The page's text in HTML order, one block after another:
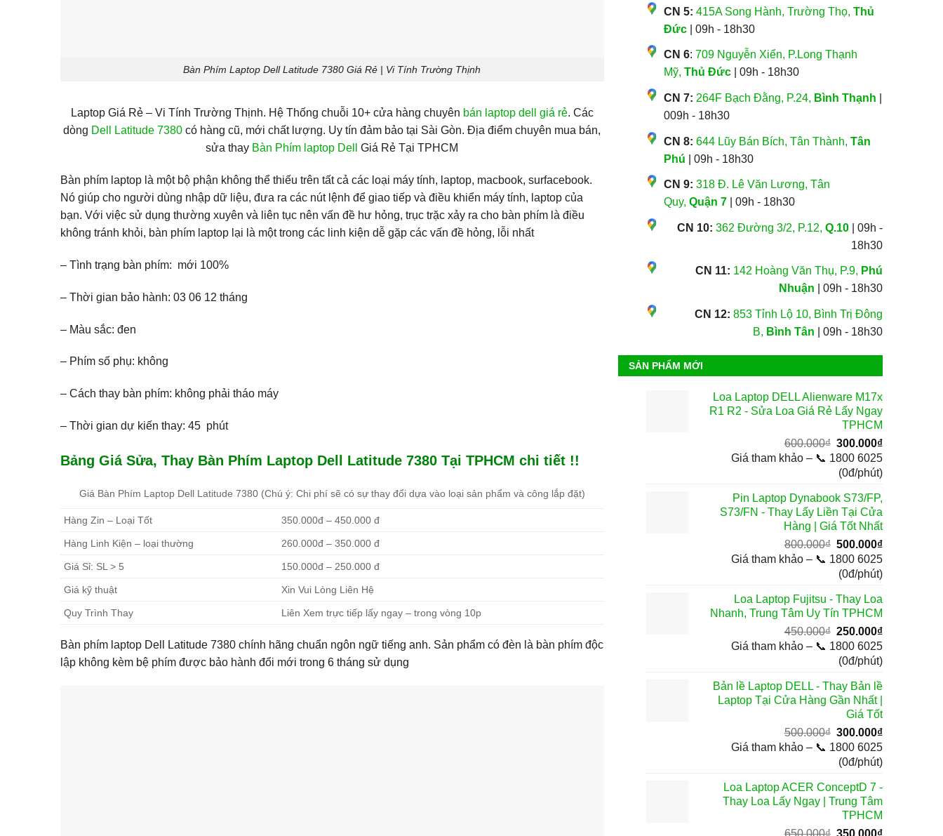
Bàn Phím Laptop Dell Latitude 7380 Giá Rẻ | Vi Tính Trường Thịnh
Laptop Giá Rẻ – Vi Tính Trường Thịnh. Hệ Thống chuỗi 10+ cửa hàng chuyên bán laptop dell giá rẻ. Các
dòng Dell Latitude 7380 có hàng cũ, mới chất lượng. Uy tín đảm bảo tại Sài Gòn. Địa điểm chuyên mua bán,
sửa thay Bàn Phím laptop Dell Giá Rẻ Tại TPHCM
Bàn phím laptop là một bộ phận không thể thiếu trên tất cả các loại máy tính, laptop, macbook, surfacebook.
Nó giúp cho người dùng nhập dữ liệu, đưa ra các nút lệnh để giao tiếp và điều khiển máy tính, laptop của
bạn. Với việc sử dụng thường xuyên và liên tục nên vấn đề hư hỏng, trục trặc xảy ra cho bàn phím là điều
không tránh khỏi, bàn phím laptop lại là một trong các linh kiện dễ gặp các vấn đề hỏng, lỗi nhất
– Tình trạng bàn phím: mới 100%
– Thời gian bảo hành: 03 06 12 tháng
– Màu sắc: đen
– Phím số phụ: không
– Cách thay bàn phím: không phải tháo máy
– Thời gian dự kiến thay: 45 phút
Bảng Giá Sửa, Thay Bàn Phím Laptop Dell Latitude 7380 Tại TPHCM chi tiết !!
Giá Bàn Phím Laptop Dell Latitude 7380 (Chú ý: Chi phí sẽ có sự thay đổi dựa vào loại sản phẩm và công lắp đặt)
Hàng Zin – Loại Tốt 350.000đ – 450.000 đ
Hàng Linh Kiện – loại thường 260.000đ – 350.000 đ
Giá Sỉ: SL > 5 150.000đ – 250.000 đ
Giá kỹ thuật Xin Vui Lòng Liên Hệ
Quy Trình Thay Liên Xem trực tiếp lấy ngay – trong vòng 10p
Bàn phím laptop Dell Latitude 7380 chính hãng chuẩn ngôn ngữ tiếng anh. Sản phẩm có đèn là bàn phím độc
lập không kèm bệ phím được bảo hành đổi mới trong 6 tháng sử dụng
CN 5: 415A Song Hành, Trường Thọ, Thủ
Đức| 09h - 18h30
CN 6: 709 Nguyễn Xiển, P.Long Thạnh
Mỹ, Thủ Đức| 09h - 18h30
CN 7: 264F Bạch Đằng, P.24, Bình Thạnh
009h - 18h30
CN 8: 644 Lũy Bán Bích, Tân Thành, Tân
Phú | 09h - 18h30
CN 9: 318 Đ. Lê Văn Lương, Tân
Quy, Quận 7| 09h - 18h30
CN 10: 362 Đường 3/2, P.12,Q.10 | 09h -
18h30
CN 11: 142 Hoàng Văn Thụ, P.9, Phú
Nhuận | 09h - 18h30
CN 12: 853 Tỉnh Lộ 10, Bình Trị Đông
B, Bình Tân | 09h - 18h30
SẢN PHẨM MỚI
Loa Laptop DELL Alienware M17x
R1 R2 - Sửa Loa Giá Rẻ Lấy Ngay
TPHCM
600.000₫ Giá
gốc
là:
300.000₫Giá
hiện
tại
Giá tham khảo – 📞 1800 6025
(0đ/phút)
Pin Laptop Dynabook S73/FP,
S73/FN - Thay Lấy Liền Tại Cửa
Hàng | Giá Tốt Nhất
800.000₫ Giá
gốc
là:
500.000₫Giá
hiện
tại
500.000₫.
Giá tham khảo – 📞 1800 6025
(0đ/phút)
Loa Laptop Fujitsu - Thay Loa
Nhanh, Trung Tâm Uy Tín TPHCM
450.000₫ Giá
gốc
là:
250.000₫Giá
hiện
tại
250.000₫.
Giá tham khảo – 📞 1800 6025
(0đ/phút)
Bản lề Laptop DELL - Thay Bản lề
Laptop Tại Cửa Hàng Gần Nhất |
Giá Tốt
500.000₫ Giá
gốc
là:
300.000₫Giá
hiện
tại
300.000₫.
Giá tham khảo – 📞 1800 6025
(0đ/phút)
Loa Laptop ACER ConceptD 7 -
Thay Loa Lấy Ngay | Trung Tâm
TPHCM
650.000₫ Giá
350.000₫Giá